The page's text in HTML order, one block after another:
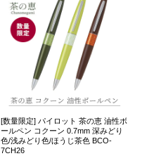
[数量限定] パイロット 茶の恵 油性ボ
ールペン コクーン 0.7mm 深みどり
色/浅みどり色/ほうじ茶色 BCO-
7CH26